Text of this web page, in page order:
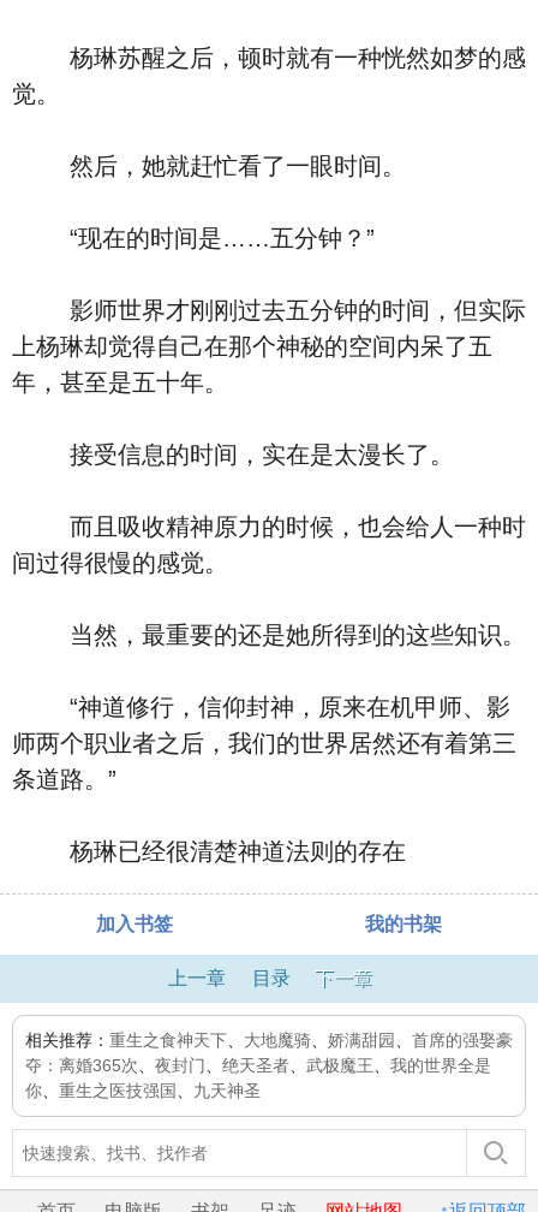
杨琳苏醒之后，顿时就有一种恍然如梦的感
觉。
然后，她就赶忙看了一眼时间。
“现在的时间是……五分钟？”
影师世界才刚刚过去五分钟的时间，但实际
上杨琳却觉得自己在那个神秘的空间内呆了五
年，甚至是五十年。
接受信息的时间，实在是太漫长了。
而且吸收精神原力的时候，也会给人一种时
间过得很慢的感觉。
当然，最重要的还是她所得到的这些知识。
“神道修行，信仰封神，原来在机甲师、影
师两个职业者之后，我们的世界居然还有着第三
条道路。”
杨琳已经很清楚神道法则的存在
加入书签 我的书架
上一章 目录 下一章
相关推荐： 重生之食神天下 大地魔骑 娇满甜园
首席的强娶豪
夺：离婚365次
夜封门 绝天圣者 武极魔王
我的世界全是
你
重生之医技强国 九天神圣